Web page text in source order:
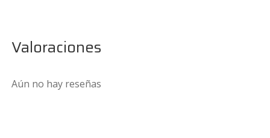
Valoraciones
Aún no hay reseñas